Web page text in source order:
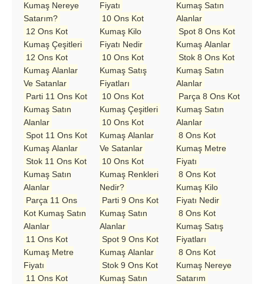
Kumaş Nereye
Satarım?
12 Ons Kot
Kumaş Çeşitleri
12 Ons Kot
Kumaş Alanlar
Ve Satanlar
Parti 11 Ons Kot
Kumaş Satın
Alanlar
Spot 11 Ons Kot
Kumaş Alanlar
Stok 11 Ons Kot
Kumaş Satın
Alanlar
Parça 11 Ons
Kot Kumaş Satın
Alanlar
11 Ons Kot
Kumaş Metre
Fiyatı
11 Ons Kot
Fiyatı
10 Ons Kot
Kumaş Kilo
Fiyatı Nedir
10 Ons Kot
Kumaş Satış
Fiyatları
10 Ons Kot
Kumaş Çeşitleri
10 Ons Kot
Kumaş Alanlar
Ve Satanlar
10 Ons Kot
Kumaş Renkleri
Nedir?
Parti 9 Ons Kot
Kumaş Satın
Alanlar
Spot 9 Ons Kot
Kumaş Alanlar
Stok 9 Ons Kot
Kumaş Satın
Kumaş Satın
Alanlar
Spot 8 Ons Kot
Kumaş Alanlar
Stok 8 Ons Kot
Kumaş Satın
Alanlar
Parça 8 Ons Kot
Kumaş Satın
Alanlar
8 Ons Kot
Kumaş Metre
Fiyatı
8 Ons Kot
Kumaş Kilo
Fiyatı Nedir
8 Ons Kot
Kumaş Satış
Fiyatları
8 Ons Kot
Kumaş Nereye
Satarım